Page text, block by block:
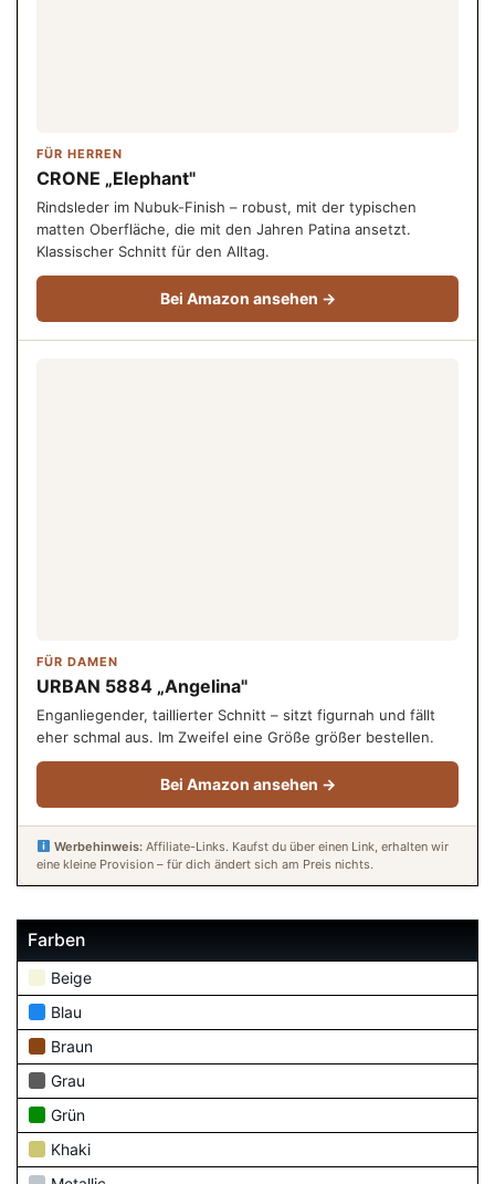
FÜR HERREN
CRONE „Elephant"
Rindsleder im Nubuk-Finish – robust, mit der typischen
matten Oberfläche, die mit den Jahren Patina ansetzt.
Klassischer Schnitt für den Alltag.
Bei Amazon ansehen →
FÜR DAMEN
URBAN 5884 „Angelina"
Enganliegender, taillierter Schnitt – sitzt figurnah und fällt
eher schmal aus. Im Zweifel eine Größe größer bestellen.
Bei Amazon ansehen →
Werbehinweis:Affiliate-Links. Kaufst du über einen Link, erhalten wir
eine kleine Provision – für dich ändert sich am Preis nichts.
Farben
Beige
Blau
Braun
Grau
Grün
Khaki